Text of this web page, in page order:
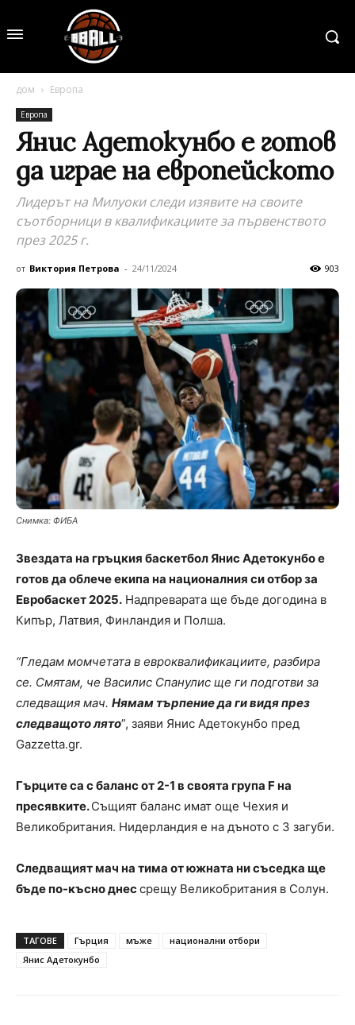
дом Европа
Европа
Янис Адетокунбо е готов
да играе на европейското
Лидерът на Милуоки следи изявите на своите
съотборници в квалификациите за първенството
през 2025 г.
от Виктория Петрова - 24/11/2024 903
Снимка: ФИБА
Звездата на гръцкия баскетбол Янис Адетокунбо е
готов да облече екипа на националния си отбор за
Евробаскет 2025. Надпреварата ще бъде догодина в
Кипър, Латвия, Финландия и Полша.
“Гледам момчетата в евроквалификациите, разбира
се. Смятам, че Василис Спанулис ще ги подготви за
следващия мач. Нямам търпение да ги видя през
следващото лято”, заяви Янис Адетокунбо пред
Gazzetta.gr.
Гърците са с баланс от 2-1 в своята група F на
пресявките.Същият баланс имат още Чехия и
Великобритания. Нидерландия е на дъното с 3 загуби.
Следващият мач на тима от южната ни съседка ще
бъде по-късно днессрещу Великобритания в Солун.
ТАГОВЕ Гърция мъже
национални отбори
Янис Адетокунбо